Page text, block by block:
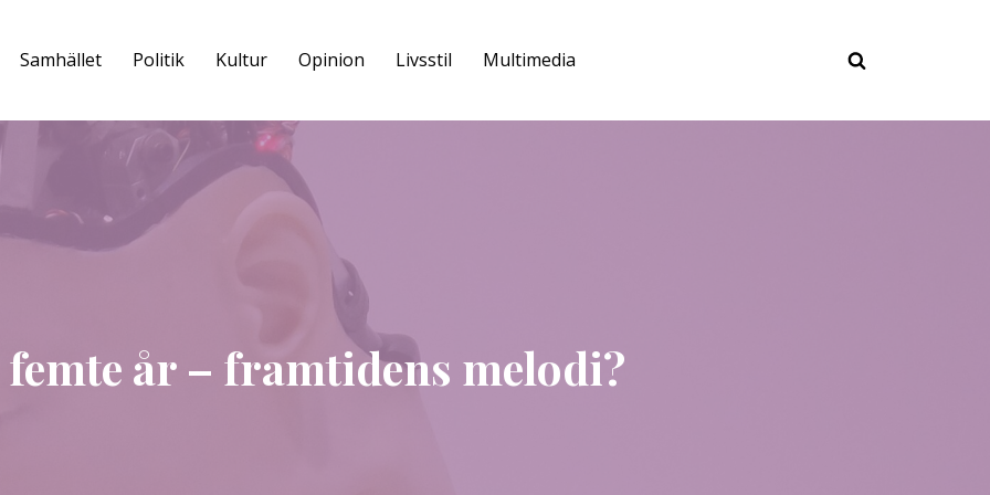
Samhället Politik Kultur Opinion Livsstil Multimedia
år – framtidens melodi?